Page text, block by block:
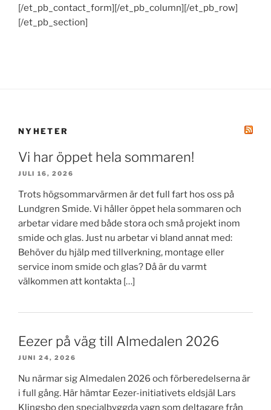
[/et_pb_contact_form][/et_pb_column][/et_pb_row]
[/et_pb_section]
NYHETER
Vi har öppet hela sommaren!
JULI 16, 2026
Trots högsommarvärmen är det full fart hos oss på
Lundgren Smide. Vi håller öppet hela sommaren och
arbetar vidare med både stora och små projekt inom
smide och glas. Just nu arbetar vi bland annat med:
Behöver du hjälp med tillverkning, montage eller
service inom smide och glas? Då är du varmt
välkommen att kontakta […]
Eezer på väg till Almedalen 2026
JUNI 24, 2026
Nu närmar sig Almedalen 2026 och förberedelserna är
i full gång. Här hämtar Eezer-initiativets eldsjäl Lars
Klingsbo den specialbyggda vagn som deltagare från